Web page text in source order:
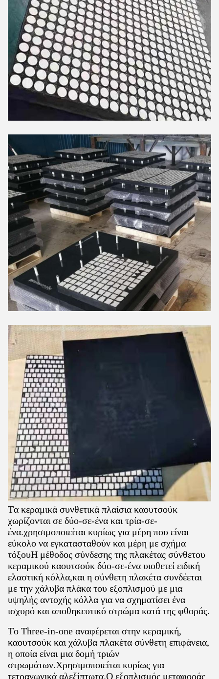
Τα κεραμικά συνθετικά πλαίσια καουτσούκ
χωρίζονται σε δύο-σε-ένα και τρία-σε-
ένα.χρησιμοποιείται κυρίως για μέρη που είναι
εύκολο να εγκατασταθούν και μέρη με σχήμα
τόξουΗ μέθοδος σύνδεσης της πλακέτας σύνθετου
κεραμικού καουτσούκ δύο-σε-ένα υιοθετεί ειδική
ελαστική κόλλα,και η σύνθετη πλακέτα συνδέεται
με την χάλυβα πλάκα του εξοπλισμού με μια
υψηλής αντοχής κόλλα για να σχηματίσει ένα
ισχυρό και αποθηκευτικό στρώμα κατά της φθοράς.
Το Three-in-one αναφέρεται στην κεραμική,
καουτσούκ και χάλυβα πλακέτα σύνθετη επιφάνεια,
η οποία είναι μια δομή τριών
στρωμάτων.Χρησιμοποιείται κυρίως για
τετραγωνικά αλεξίπτωτα.Ο εξοπλισμός μεταφοράς